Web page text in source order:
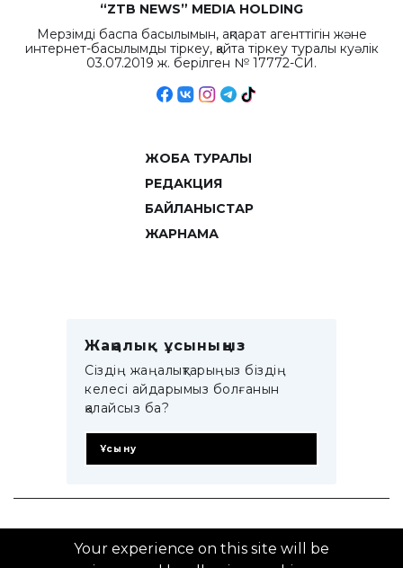
“ZTB NEWS” MEDIA HOLDING
Мерзімді баспа басылымын, ақпарат агенттігін және
интернет-басылымды тіркеу, қайта тіркеу туралы куәлік
03.07.2019 ж. берілген № 17772-СИ.
ЖОБА ТУРАЛЫ
РЕДАКЦИЯ
БАЙЛАНЫСТАР
ЖАРНАМА
Жаңалық ұсыныңыз
Сіздің жаңалықтарыңыз біздің
келесі айдарымыз болғанын
қалайсыз ба?
Ұсыну
© 2014–2025 ZTB.KZ
Your experience on this site will be